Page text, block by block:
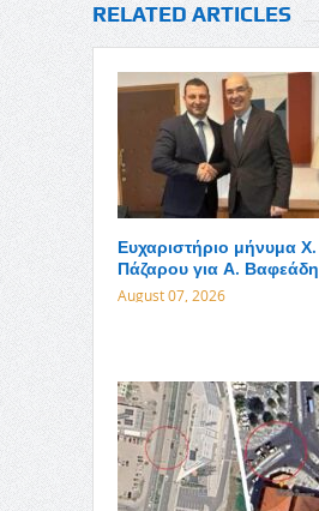
RELATED ARTICLES
Ευχαριστήριο μήνυμα Χ.
Πάζαρου για Α. Βαφεάδη
August 07, 2026